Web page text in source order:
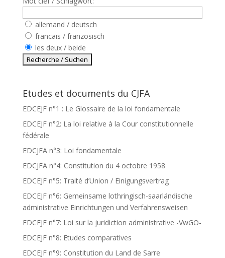
allemand / deutsch
francais / französisch
les deux / beide
Etudes et documents du CJFA
EDCEJF n°1 : Le Glossaire de la loi fondamentale
EDCEJF n°2: La loi relative à la Cour constitutionnelle
fédérale
EDCJFA n°3: Loi fondamentale
EDCJFA n°4: Constitution du 4 octobre 1958
EDCEJF n°5: Traité d’Union / Einigungsvertrag
EDCEJF n°6: Gemeinsame lothringisch-saarländische
administrative Einrichtungen und Verfahrensweisen
EDCEJF n°7: Loi sur la juridiction administrative -VwGO-
EDCEJF n°8: Etudes comparatives
EDCEJF n°9: Constitution du Land de Sarre